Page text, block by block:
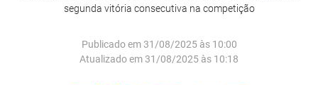
segunda vitória consecutiva na competição
Publicado em 31/08/2025 às 10:00
Atualizado em 31/08/2025 às 10:18